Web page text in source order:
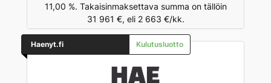
11,00 %. Takaisinmaksettava summa on tällöin
31 961 €, eli 2 663 €/kk.
Haenyt.fi Kulutusluotto